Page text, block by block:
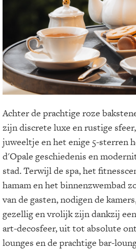
Achter de prachtige roze
zijn discrete luxe en rustige
juweeltje en het enige 5-sterren
d'Opale geschiedenis en
stad. Terwijl de spa, het
hamam en het binnenzwembad
van de gasten, nodigen de
gezellig en vrolijk zijn dankzij
art-decosfeer, uit tot absolute
lounges en de prachtige bar-